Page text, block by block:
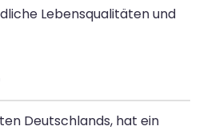
Lebensqualitäten und
Deutschlands, hat ein